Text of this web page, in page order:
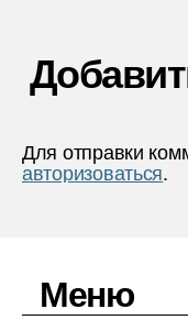
Для отправки
авторизоваться.
Меню